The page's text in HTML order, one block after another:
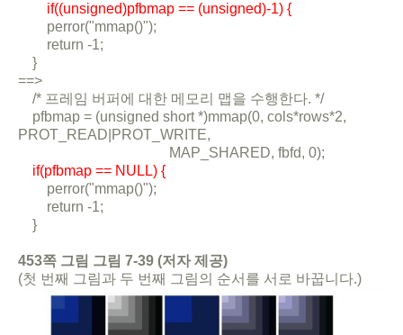
if((unsigned)pfbmap == (unsigned)-1) {
perror("mmap()");
return -1;
}
==>
/* 프레임 버퍼에 대한 메모리 맵을 수행한다. */
pfbmap = (unsigned short *)mmap(0, cols*rows*2,
PROT_READ|PROT_WRITE,
MAP_SHARED, fbfd, 0);
if(pfbmap == NULL) {
perror("mmap()");
return -1;
}
453쪽 그림 그림 7-39 (저자 제공)
(첫 번째 그림과 두 번째 그림의 순서를 서로 바꿉니다.)